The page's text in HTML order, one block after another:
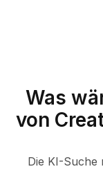
Was
von
Die KI-Suche